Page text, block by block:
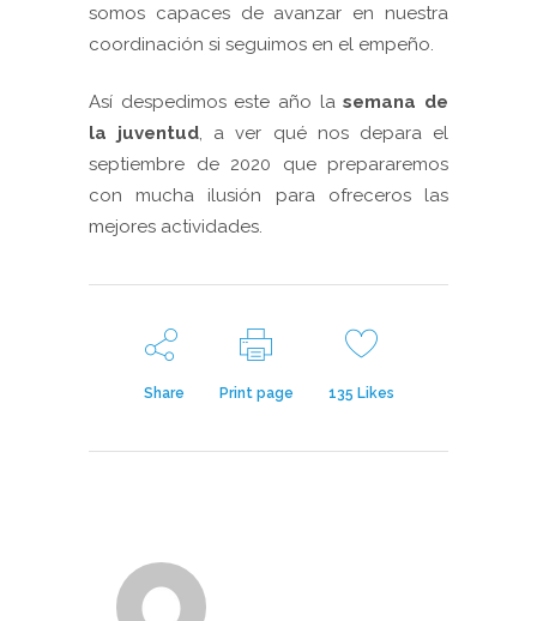
somos capaces de avanzar en nuestra
coordinación si seguimos en el empeño.
Así despedimos este año lasemana de
la juventud, a ver qué nos depara el
septiembre de 2020 que prepararemos
con mucha ilusión para ofreceros las
mejores actividades.
Share Print page 135 Likes